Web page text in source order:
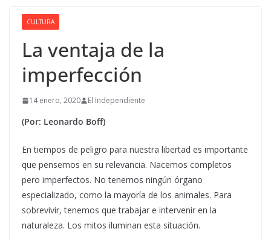
CULTURA
La ventaja de la
imperfección
14 enero, 2020 El Independiente
(Por: Leonardo Boff)
En tiempos de peligro para nuestra libertad es importante
que pensemos en su relevancia. Nacemos completos
pero imperfectos. No tenemos ningún órgano
especializado, como la mayoría de los animales. Para
sobrevivir, tenemos que trabajar e intervenir en la
naturaleza. Los mitos iluminan esta situación.